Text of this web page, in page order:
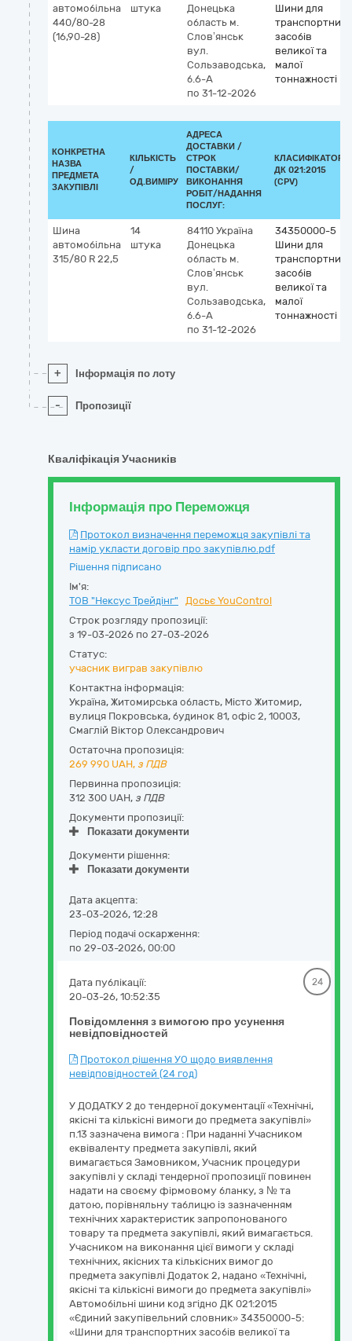
автомобільна
440/80-28
(16,90-28)
штука
Донецька
область м.
Слов’янськ
вул.
Сользаводська,
б.6-А
по 31-12-2026
Шини для
транспортних
засобів
великої та
малої
тоннажності
КОНКРЕТНА
НАЗВА
ПРЕДМЕТА
ЗАКУПІВЛІ
КІЛЬКІСТЬ
/
ОД.ВИМІРУ
АДРЕСА
ДОСТАВКИ /
СТРОК
ПОСТАВКИ/
ВИКОНАННЯ
РОБІТ/НАДАННЯ
ПОСЛУГ:
КЛАСИФІКАТОР
ДК 021:2015
(CPV)
Шина
автомобільна
315/80 R 22,5
14
штука
84110 Україна
Донецька
область м.
Слов’янськ
вул.
Сользаводська,
б.6-А
по 31-12-2026
34350000-5
Шини для
транспортних
засобів
великої та
малої
тоннажності
+ Інформація по лоту
- Пропозиції
Кваліфікація Учасників
Інформація про Переможця
Протокол визначення переможця закупівлі та
намір укласти договір про закупівлю.pdf
Рішення підписано
Ім'я:
ТОВ "Нексус Трейдінг"
Досьє YouControl
Строк розгляду пропозиції:
з 19-03-2026 по 27-03-2026
Статус:
учасник виграв закупівлю
Контактна інформація:
Україна, Житомирська область, Місто Житомир,
вулиця Покровська, будинок 81, офіс 2, 10003,
Смаглій Віктор Олександрович
Остаточна пропозиція:
269 990 UAH, з ПДВ
Первинна пропозиція:
312 300 UAH, з ПДВ
Документи пропозиції:
Показати документи
Документи рішення:
Показати документи
Дата акцепта:
23-03-2026, 12:28
Період подачі оскарження:
по 29-03-2026, 00:00
Повідомлення з вимогою про усунення
невідповідностей
Дата публікації:
20-03-26, 10:52:35
24
Протокол рішення УО щодо виявлення
невідповідностей (24 год)
У ДОДАТКУ 2 до тендерної документації «Технічні,
якісні та кількісні вимоги до предмета закупівлі»
п.13 зазначена вимога : При наданні Учасником
еквіваленту предмета закупівлі, який
вимагається Замовником, Учасник процедури
закупівлі у складі тендерної пропозиції повинен
надати на своєму фірмовому бланку, з № та
датою, порівняльну таблицю із зазначенням
технічних характеристик запропонованого
товару та предмета закупівлі, який вимагається.
Учасником на виконання цієї вимоги у складі
технічних, якісних та кількісних вимог до
предмета закупівлі Додаток 2, надано «Технічні,
якісні та кількісні вимоги до предмета закупівлі»
Автомобільні шини код згідно ДК 021:2015
«Єдиний закупівельний словник» 34350000-5:
«Шини для транспортних засобів великої та